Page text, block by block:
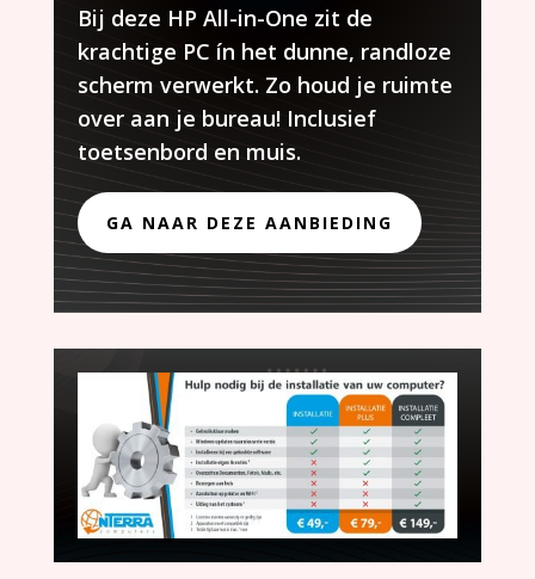
Bij deze HP All-in-One zit de
krachtige PC ín het dunne, randloze
scherm verwerkt. Zo houd je ruimte
over aan je bureau! Inclusief
toetsenbord en muis.
GA NAAR DEZE AANBIEDING